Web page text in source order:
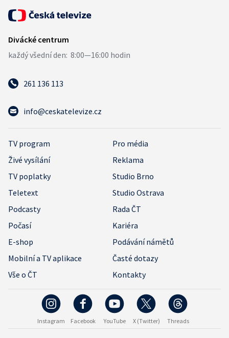
261 136 113
info@ceskatelevize.cz
TV program
Pro média
Živé vysílání
Reklama
TV poplatky
Studio Brno
Teletext
Studio Ostrava
Podcasty
Rada ČT
Počasí
Kariéra
E-shop
Podávání námětů
Mobilní a TV aplikace
Časté dotazy
Vše o ČT
Kontakty
Instagram Facebook YouTube X (Twitter) Threads